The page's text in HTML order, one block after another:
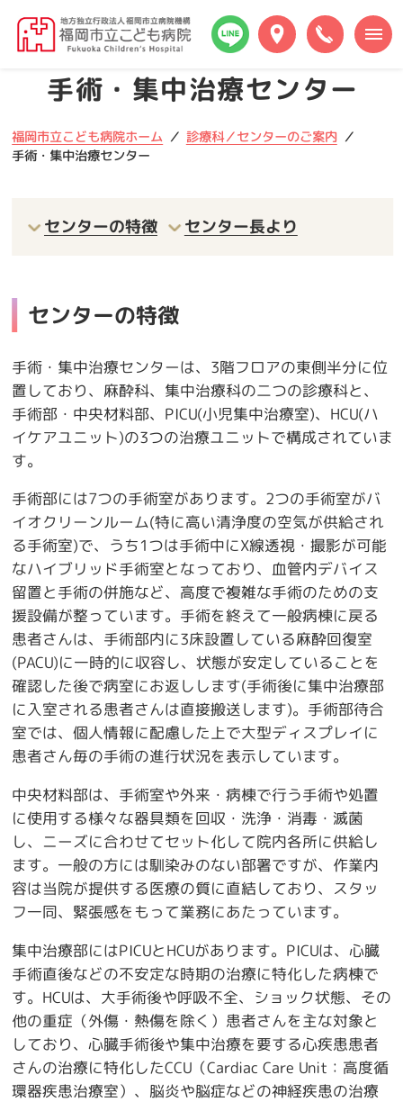
ー
へ
福
岡
も
病
手術・集中治療センター
福岡市立こども病院ホーム 診療科／センターのご案内
手術・集中治療センター
センターの特徴 センター長より
センターの特徴
手術・集中治療センターは、3階フロアの東側半分に位
置しており、麻酔科、集中治療科の二つの診療科と、
手術部・中央材料部、PICU(小児集中治療室)、HCU(ハ
イケアユニット)の3つの治療ユニットで構成されていま
す。
手術部には7つの手術室があります。2つの手術室がバ
イオクリーンルーム(特に高い清浄度の空気が供給され
る手術室)で、うち1つは手術中にX線透視・撮影が可能
なハイブリッド手術室となっており、血管内デバイス
留置と手術の併施など、高度で複雑な手術のための支
援設備が整っています。手術を終えて一般病棟に戻る
患者さんは、手術部内に3床設置している麻酔回復室
(PACU)に一時的に収容し、状態が安定していることを
確認した後で病室にお返しします(手術後に集中治療部
に入室される患者さんは直接搬送します)。手術部待合
室では、個人情報に配慮した上で大型ディスプレイに
患者さん毎の手術の進行状況を表示しています。
中央材料部は、手術室や外来・病棟で行う手術や処置
に使用する様々な器具類を回収・洗浄・消毒・滅菌
し、ニーズに合わせてセット化して院内各所に供給し
ます。一般の方には馴染みのない部署ですが、作業内
容は当院が提供する医療の質に直結しており、スタッ
フ一同、緊張感をもって業務にあたっています。
集中治療部にはPICUとHCUがあります。PICUは、心臓
手術直後などの不安定な時期の治療に特化した病棟で
す。HCUは、大手術後や呼吸不全、ショック状態、その
他の重症（外傷・熱傷を除く）患者さんを主な対象と
しており、心臓手術後や集中治療を要する心疾患患者
さんの治療に特化したCCU（Cardiac Care Unit：高度循
環器疾患治療室）、脳炎や脳症などの神経疾患の治療